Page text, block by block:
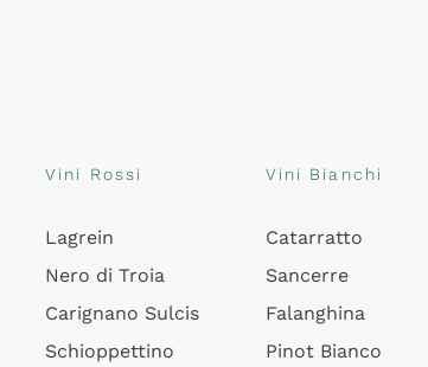
Vini Rossi
Lagrein
Nero di Troia
Carignano Sulcis
Schioppettino
Vini Bianchi
Catarratto
Sancerre
Falanghina
Pinot Bianco